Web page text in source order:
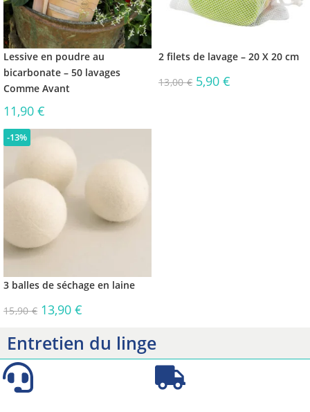
Lessive en poudre au
bicarbonate – 50 lavages
Comme Avant
11,90 €
2 filets de lavage – 20 X 20 cm
13,00€ 5,90€
-13%
3 balles de séchage en laine
15,90€ 13,90€
Entretien du linge